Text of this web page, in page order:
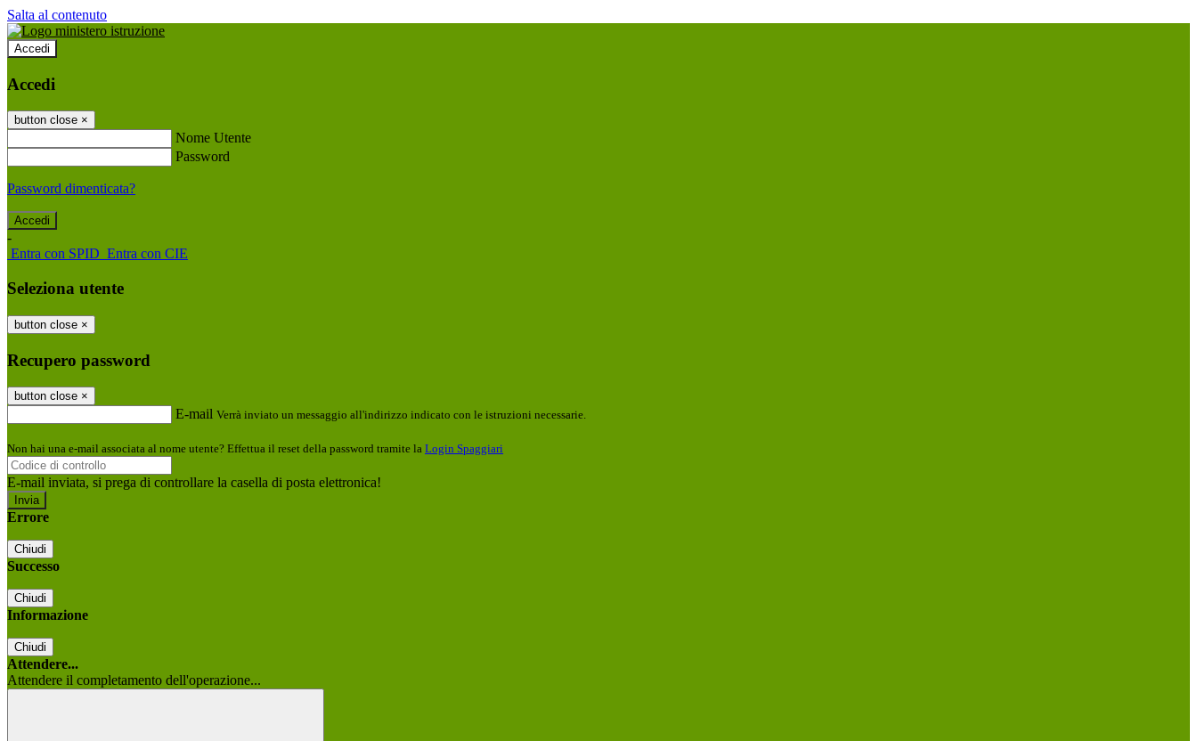
Salta al contenuto
Accedi
Accedi
button close ×
Nome Utente
Password
Password dimenticata?
-
Entra con SPID Entra con CIE
Seleziona utente
button close ×
Recupero password
button close ×
E-mail Verrà inviato un messaggio all'indirizzo indicato con le istruzioni necessarie.
Non hai una e-mail associata al nome utente? Effettua il reset della password tramite la Login Spaggiari
E-mail inviata, si prega di controllare la casella di posta elettronica!
Errore
Chiudi
Successo
Chiudi
Informazione
Chiudi
Attendere...
Attendere il completamento dell'operazione...